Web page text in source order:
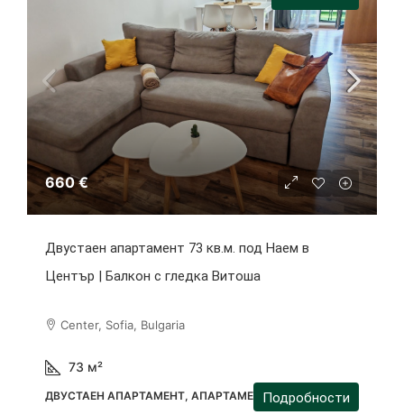
660 €
Двустаен апартамент 73 кв.м. под Наем в
Център | Балкон с гледка Витоша
Center, Sofia, Bulgaria
73 м²
ДВУСТАЕН АПАРТАМЕНТ, АПАРТАМЕНТПодробности